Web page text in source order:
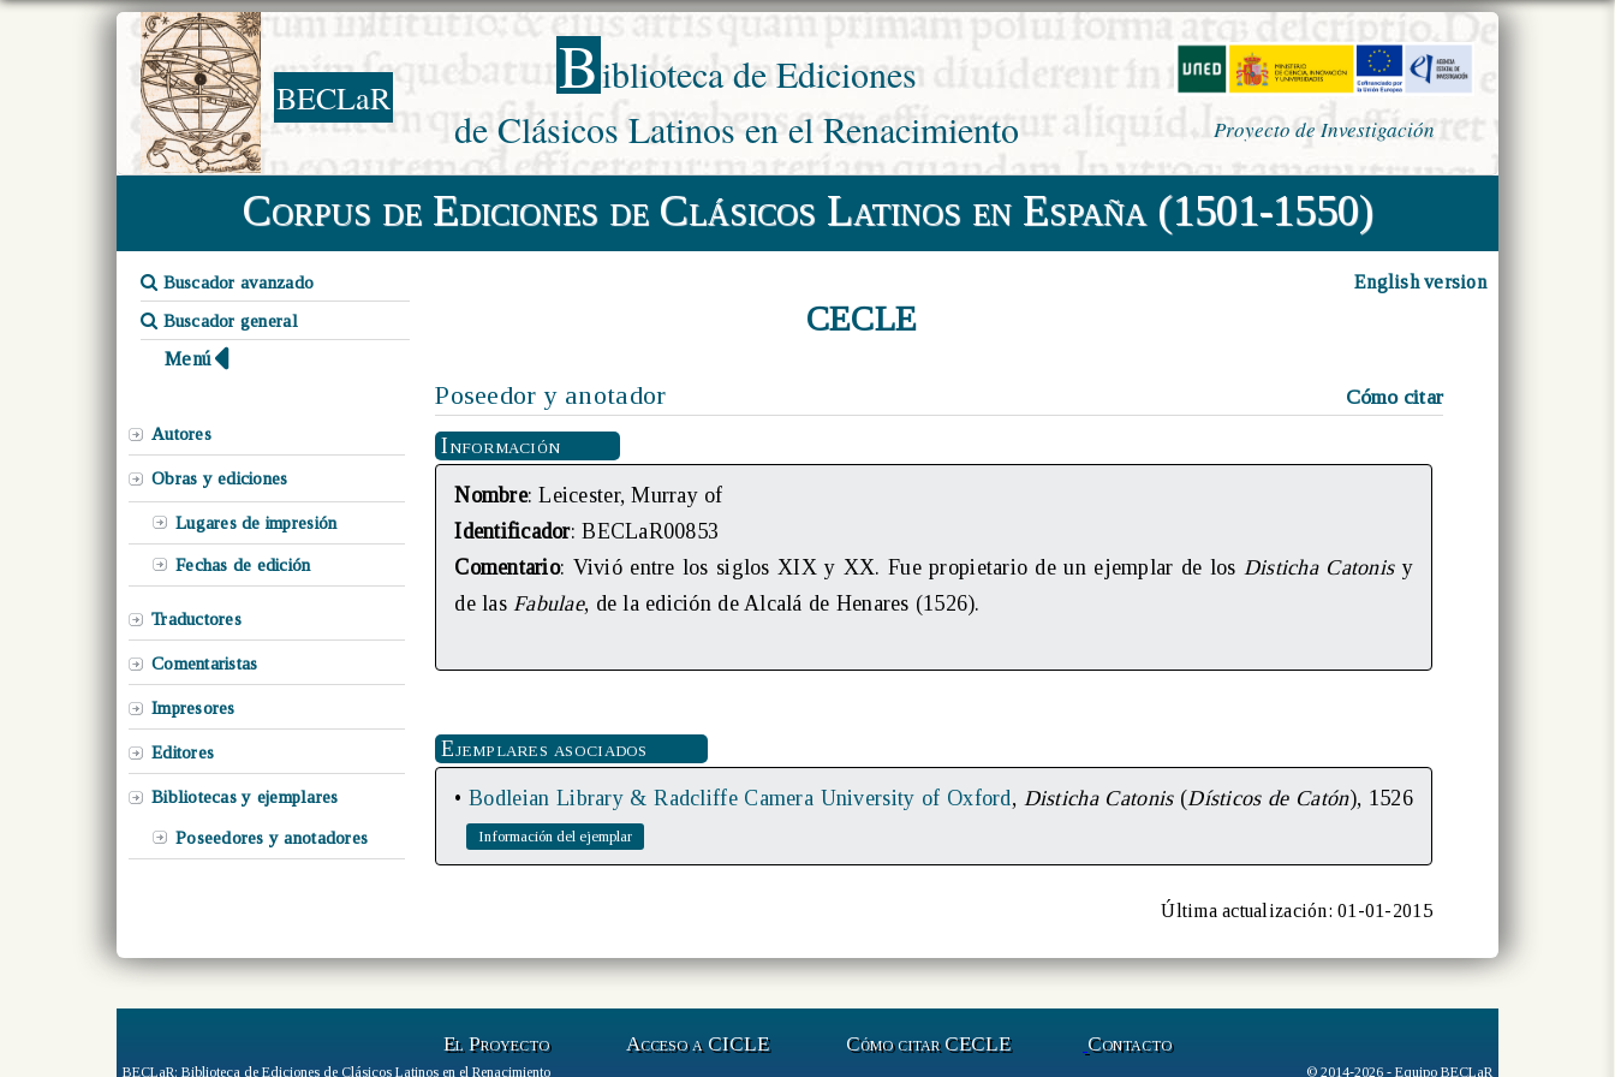
BECLaR Biblioteca de Ediciones
de Clásicos Latinos en el Renacimiento
Proyecto de Investigación
Corpus de Ediciones de Clásicos Latinos en España (1501-1550)
Buscador avanzado
Buscador general
Menú
CECLE
English version
Autores
Obras y ediciones
Lugares de impresión
Fechas de edición
Traductores
Comentaristas
Impresores
Editores
Bibliotecas y ejemplares
Poseedores y anotadores
Poseedor y anotador Cómo citar
Información
Nombre: Leicester, Murray of
Identificador: BECLaR00853
Comentario: Vivió entre los siglos XIX y XX. Fue propietario de un ejemplar de los Disticha Catonis y
de lasFabulae, de la edición de Alcalá de Henares (1526).
Ejemplares asociados
•Bodleian Library & Radcliffe Camera University of Oxford, Disticha Catonis(Dísticos de Catón), 1526
Última actualización: 01-01-2015
El Proyecto Acceso a CICLE Cómo citar CECLE Contacto
© 2014-2026 - Equipo BECLaR
BECLaR: Biblioteca de Ediciones de Clásicos Latinos en el Renacimiento